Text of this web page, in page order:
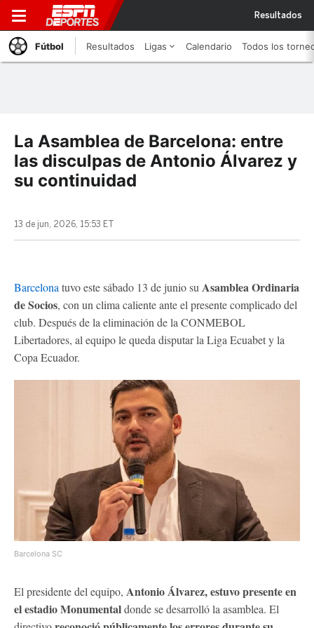
Resultados
Fútbol Resultados Ligas Calendario Todos los
La Asamblea de Barcelona: entre
las disculpas de Antonio Álvarez y
su continuidad
13 de jun, 2026, 15:53 ET
Barcelona tuvo este sábado 13 de junio su Asamblea Ordinaria
de Socios, con un clima caliente ante el presente complicado del
club. Después de la eliminación de la CONMEBOL
Libertadores, al equipo le queda disputar la Liga Ecuabet y la
Copa Ecuador.
Barcelona SC
El presidente del equipo, Antonio Álvarez, estuvo presente en
el estadio Monumentaldonde se desarrolló la asamblea. El